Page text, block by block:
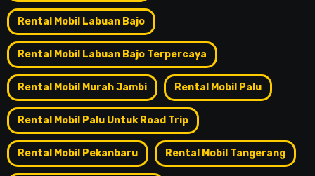
Rental Mobil Labuan Bajo
Rental Mobil Labuan Bajo Terpercaya
Rental Mobil Murah Jambi Rental Mobil Palu
Rental Mobil Palu Untuk Road Trip
Rental Mobil Pekanbaru Rental Mobil Tangerang